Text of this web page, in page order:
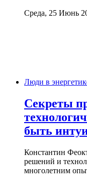
Среда, 25 Июнь
Люди в
Секреты
быть
Константин
решений и
многолетним